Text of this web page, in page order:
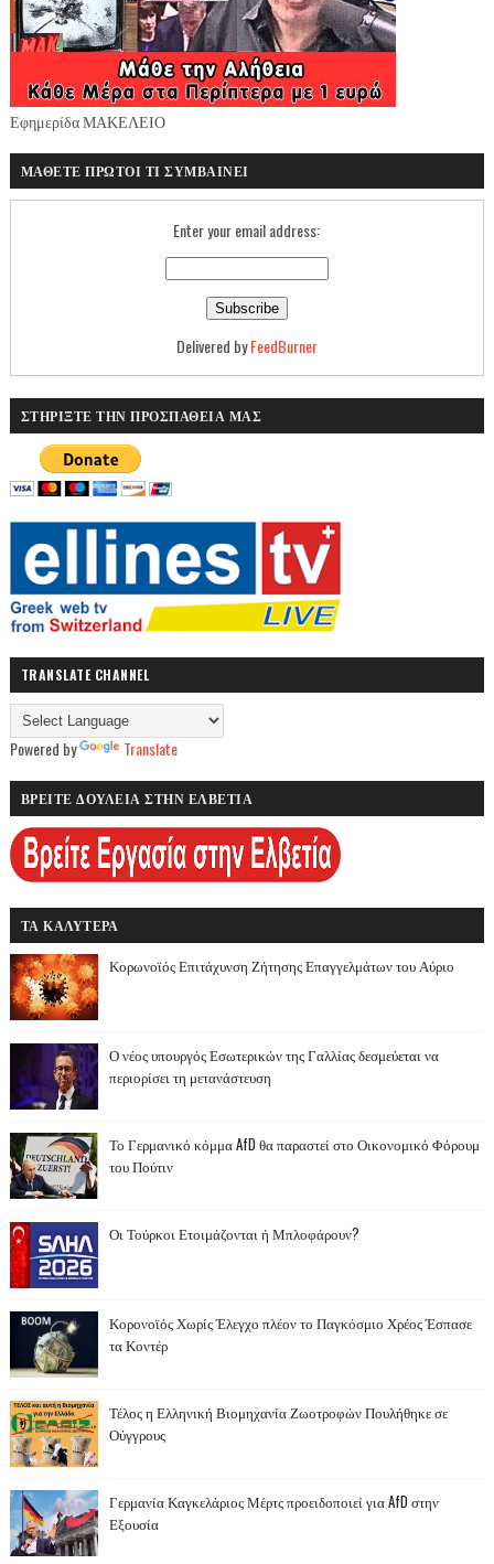
Εφημερίδα ΜΑΚΕΛΕΙΟ
ΜΑΘΕΤΕ ΠΡΩΤΟΙ ΤΙ ΣΥΜΒΑΙΝΕΙ
Enter your email address:
Delivered byFeedBurner
ΣΤΗΡΙΞΤΕ ΤΗΝ ΠΡΟΣΠΑΘΕΙΑ ΜΑΣ
TRANSLATE CHANNEL
Powered by Translate
ΒΡΕΙΤΕ ΔΟΥΛΕΙΑ ΣΤΗΝ ΕΛΒΕΤΙΑ
ΤΑ ΚΑΛΥΤΕΡΑ
Κορωνοϊός Επιτάχυνση Ζήτησης Επαγγελμάτων του Αύριο
Ο νέος υπουργός Εσωτερικών της Γαλλίας δεσμεύεται να
περιορίσει τη μετανάστευση
Το Γερμανικό κόμμα AfD θα παραστεί στο Οικονομικό Φόρουμ
του Πούτιν
Οι Τούρκοι Ετοιμάζονται ή Μπλοφάρουν?
Κορονοϊός Χωρίς Έλεγχο πλέον το Παγκόσμιο Χρέος Έσπασε
τα Κοντέρ
Τέλος η Ελληνική Βιομηχανία Ζωοτροφών Πουλήθηκε σε
Ούγγρους
Γερμανία Καγκελάριος Μέρτς προειδοποιεί για AfD στην
Εξουσία